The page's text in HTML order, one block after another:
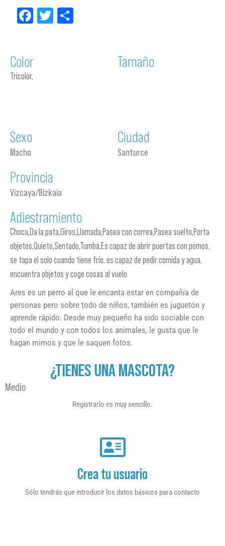
Facebook
Twitter
Color
Tricolor,
Tamaño
Sexo
Macho
Ciudad
Santurce
Provincia
Vizcaya/Bizkaia
Adiestramiento
Choca,Da la pata,Giros,Llamada,Pasea con correa,Pasea suelto,Porta
objetos,Quieto,Sentado,Tumba,Es capaz de abrir puertas con pomos,
se tapa el solo cuando tiene frío, es capaz de pedir comida y agua,
encuentra objetos y coge cosas al vuelo
Ares es un perro al que le encanta estar en compañía de
personas pero sobre todo de niños, también es juguetón y
aprende rápido. Desde muy pequeño ha sido sociable con
todo el mundo y con todos los animales, le gusta que le
hagan mimos y que le saquen fotos.
¿TIENES UNA MASCOTA?
Medio
Registrarlo es muy sencillo.
Crea tu usuario
Sólo tendrás que introducir los datos básicos para contacto